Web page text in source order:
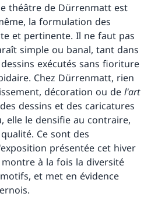
théâtre de Dürrenmatt est
la formulation des
et pertinente. Il ne faut pas
simple ou banal, tant dans
exécutés sans fioriture
Chez Dürrenmatt, rien
décoration ou de l'art
dessins et des caricatures
elle le densifie au contraire,
Ce sont des
présentée cet hiver
à la fois la diversité
et met en évidence